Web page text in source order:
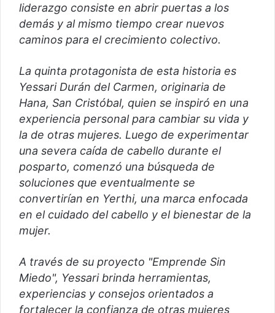
liderazgo consiste en abrir puertas a los
demás y al mismo tiempo crear nuevos
caminos para el crecimiento colectivo.
La quinta protagonista de esta historia es
Yessari Durán del Carmen, originaria de
Hana, San Cristóbal, quien se inspiró en una
experiencia personal para cambiar su vida y
la de otras mujeres. Luego de experimentar
una severa caída de cabello durante el
posparto, comenzó una búsqueda de
soluciones que eventualmente se
convertirían en Yerthi, una marca enfocada
en el cuidado del cabello y el bienestar de la
mujer.
A través de su proyecto "Emprende Sin
Miedo", Yessari brinda herramientas,
experiencias y consejos orientados a
fortalecer la confianza de otras mujeres